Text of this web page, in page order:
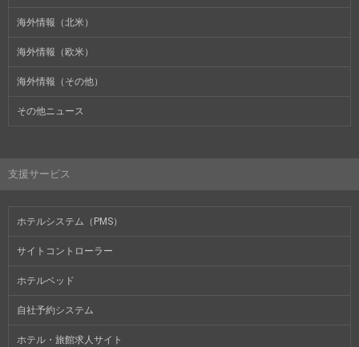
海外情報（北米）
海外情報（欧米）
海外情報（その他）
その他ニュース
支援サービス
ホテルシステム（PMS）
サイトコントローラー
ホテルベッド
自社予約システム
ホテル・旅館求人サイト